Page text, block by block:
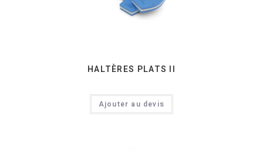
HALTÈRES PLATS II
Ajouter au devis